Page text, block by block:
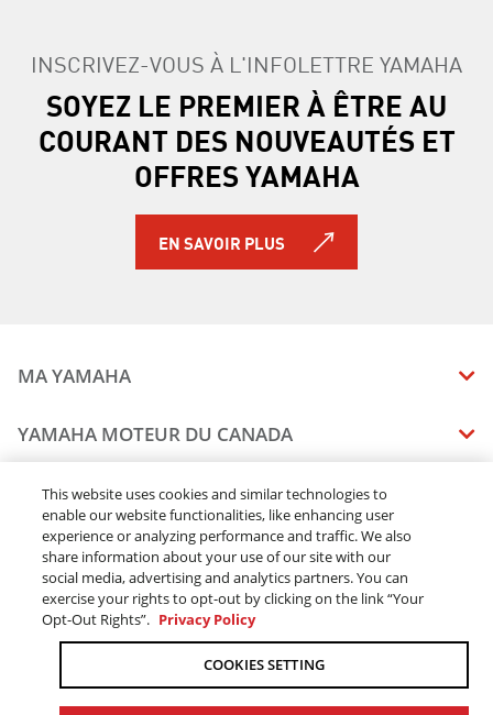
INSCRIVEZ-VOUS À L'INFOLETTRE YAMAHA
SOYEZ LE PREMIER À ÊTRE AU
COURANT DES NOUVEAUTÉS ET
OFFRES YAMAHA
EN SAVOIR PLUS
MA YAMAHA
MANUELS
ÉTAT DES RAPPELS DE VOTRE VÉHICULE
YAMAHA MOTEUR DU CANADA
CARRIERES
RESTONS DEHORS
BLOGUE
COMMUNIQUEZ AVEC NOUS
CONCESSIONNAIRES
TROUVEZ UN CONCESSIONNAIRE
DEVENEZ CONCESSIONNAIRE
CONCESSIONAIRE ÉLITE
MENTIONS JURIDIQUES
MODALITÉS ET CONDITIONS
ACOMPTE EN LIGNE MODALITÉS ET CONDITIONS
POLITIQUE DE CONFIDENTIALITÉ
L’ACCESSIBILITÉ
COMMANDES EN LIGNE
TRAITEMENT DES COMMANDES
This website uses cookies and similar technologies to
enable our website functionalities, like enhancing user
experience or analyzing performance and traffic. We also
share information about your use of our site with our
social media, advertising and analytics partners. You can
exercise your rights to opt-out by clicking on the link “Your
Opt-Out Rights”. Privacy Policy
COOKIES SETTING